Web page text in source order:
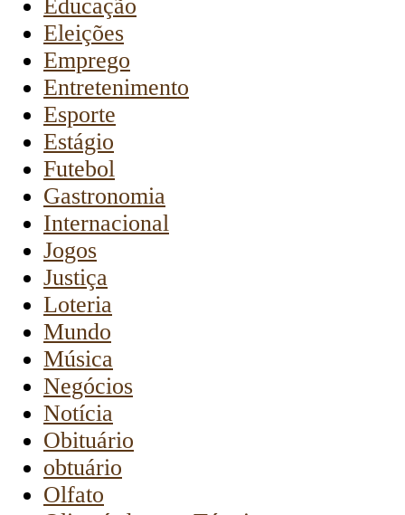
Educação
Eleições
Emprego
Entretenimento
Esporte
Estágio
Futebol
Gastronomia
Internacional
Jogos
Justiça
Loteria
Mundo
Música
Negócios
Notícia
Obituário
obtuário
Olfato